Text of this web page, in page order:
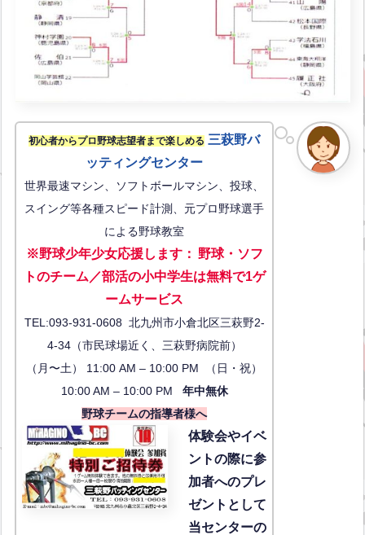
初心者からプロ野球志望者まで楽しめる 三萩野バ
ッティングセンター
世界最速マシン、ソフトボールマシン、投球、
スイング等各種スピード計測、元プロ野球選手
による野球教室
※野球少年少女応援します： 野球・ソフ
トのチーム／部活の小中学生は無料で1ゲ
ームサービス
TEL:093-931-0608 北九州市小倉北区三萩野2-
4-34（市民球場近く、三萩野病院前）
（月〜土） 11:00 AM – 10:00 PM （日・祝）
10:00 AM – 10:00 PM 年中無休
野球チームの指導者様へ
体験会やイベ
ントの際に参
加者へのプレ
ゼントとして
当センターの